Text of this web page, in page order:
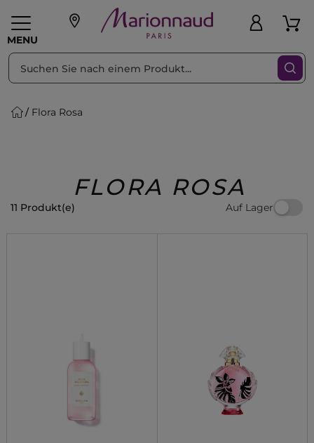
MENU
Geschenke
Flora Rosa
FLORA ROSA
11 Produkt(e) Auf Lager
sortieren nach Filter